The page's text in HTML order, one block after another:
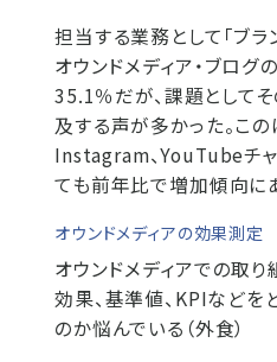
担当する業務として「ブ
オウンドメディア・ブログ
35.1％だが、課題として
及する声が多かった。こ
Instagram、YouTubeチ
ても前年比で増加傾向に
オウンドメディアの効果測定
オウンドメディアでの取
効果、基準値、KPIなどを
のか悩んでいる（外食）